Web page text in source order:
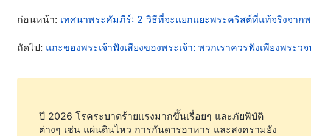
ของพระเจ้าหลังการกินมากขึ้นเท่าใด และยิ่งพวกเราใช้เวลากั
น้ำพระทัยขององค์พระผู้เป็นเจ้ามากที่สุด ในข้อเท็จจริงนั้น กา
ยึดติดกับสิ่งจูงใจและเป้าหมายของพวกเราเอง และมันเป็นไ
เราแสวงหาดีเพียงใดเมื่อพวกเราใช้การนี้เพื่อโอ้อวด การอธิ
โดยทำไปอย่างพอเป็นพิธี และมันคือการอธิษฐานตามพิธีกรร
ก่อนหน้า: เทศนาพระคัมภีร์: 2 วิธีที่จะแยกแยะพระคริสต์ที่แท้จริงจาก
ถัดไป: แกะของพระเจ้าฟังเสียงของพระเจ้า: พวกเราควรฟังเพียงพร
ปี 2026 โรคระบาดร้ายแรงมากขึ้นเรื่อยๆ และภัยพิบัติ
ต่างๆ เช่น แผ่นดินไหว การกันดารอาหาร และสงครามยัง